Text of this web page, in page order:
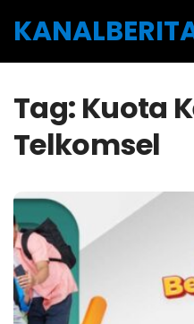
Tag: Kuota
Telkomsel